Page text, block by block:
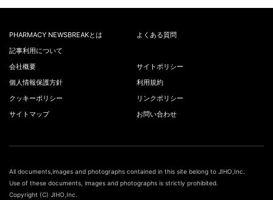
PHARMACY NEWSBREAKとは
よくある質問
記事利用について
会社概要
サイトポリシー
個人情報保護方針
利用規約
クッキーポリシー
リンクポリシー
サイトマップ
お問い合わせ
All documents,images and photographs contained in this site belong to JIHO,Inc.
Use of these documents, images and photographs is strictly prohibited.
Copyright (C) JIHO,Inc.